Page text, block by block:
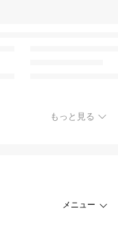
もっと見る
メニュー